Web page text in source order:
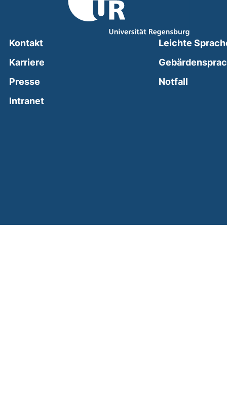
Kontakt
Karriere
Presse
Intranet(external link, opens in a new window)
Leichte
Notfall